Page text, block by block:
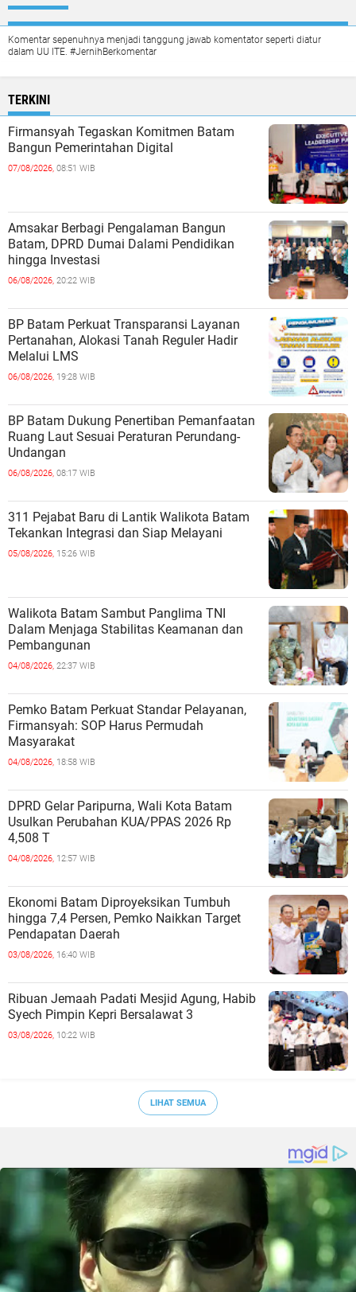
Komentar sepenuhnya menjadi tanggung jawab komentator seperti diatur
dalam UU ITE. #JernihBerkomentar
TERKINI
Firmansyah Tegaskan Komitmen Batam
Bangun Pemerintahan Digital
07/08/2026, 08:51 WIB
Amsakar Berbagi Pengalaman Bangun
Batam, DPRD Dumai Dalami Pendidikan
hingga Investasi
06/08/2026, 20:22 WIB
BP Batam Perkuat Transparansi Layanan
Pertanahan, Alokasi Tanah Reguler Hadir
Melalui LMS
06/08/2026, 19:28 WIB
BP Batam Dukung Penertiban Pemanfaatan
Ruang Laut Sesuai Peraturan Perundang-
Undangan
06/08/2026, 08:17 WIB
311 Pejabat Baru di Lantik Walikota Batam
Tekankan Integrasi dan Siap Melayani
05/08/2026, 15:26 WIB
Walikota Batam Sambut Panglima TNI
Dalam Menjaga Stabilitas Keamanan dan
Pembangunan
04/08/2026, 22:37 WIB
Pemko Batam Perkuat Standar Pelayanan,
Firmansyah: SOP Harus Permudah
Masyarakat
04/08/2026, 18:58 WIB
DPRD Gelar Paripurna, Wali Kota Batam
Usulkan Perubahan KUA/PPAS 2026 Rp
4,508 T
04/08/2026, 12:57 WIB
Ekonomi Batam Diproyeksikan Tumbuh
hingga 7,4 Persen, Pemko Naikkan Target
Pendapatan Daerah
03/08/2026, 16:40 WIB
Ribuan Jemaah Padati Mesjid Agung, Habib
Syech Pimpin Kepri Bersalawat 3
03/08/2026, 10:22 WIB
LIHAT SEMUA